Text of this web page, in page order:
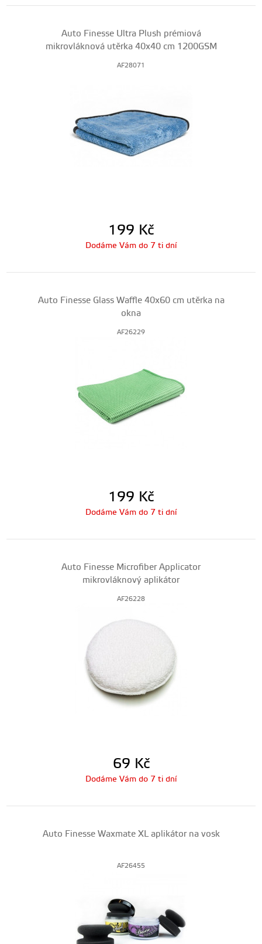
Auto Finesse Ultra Plush prémiová
mikrovláknová utěrka 40x40 cm 1200GSM
AF28071
199 Kč
Dodáme Vám do 7 ti dní
Auto Finesse Glass Waffle 40x60 cm utěrka na
okna
AF26229
199 Kč
Dodáme Vám do 7 ti dní
Auto Finesse Microfiber Applicator
mikrovláknový aplikátor
AF26228
69 Kč
Dodáme Vám do 7 ti dní
Auto Finesse Waxmate XL aplikátor na vosk
AF26455